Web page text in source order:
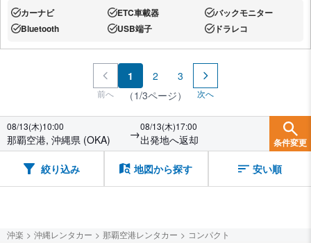
あり:カーナビ あり:ETC車載器 あり:バックモニター
あり:Bluetooth あり:USB端子 あり:ドラレコ
前へ
1 2
3
（1/3ページ）
次へ
08/13(木)10:00
那覇空港, 沖縄県 (OKA) →08/13(木)17:00
出発地へ返却 条件変更
絞り込み 地図から探す 安い順
沖楽 沖縄レンタカー 那覇空港レンタカー コンパクト